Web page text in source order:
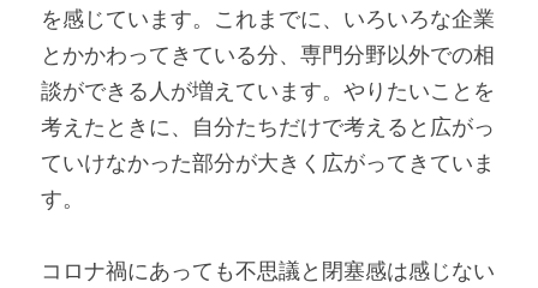
を感じています。これまでに、いろいろな企業
とかかわってきている分、専門分野以外での相
談ができる人が増えています。やりたいことを
考えたときに、自分たちだけで考えると広がっ
ていけなかった部分が大きく広がってきていま
す。
コロナ禍にあっても不思議と閉塞感は感じない